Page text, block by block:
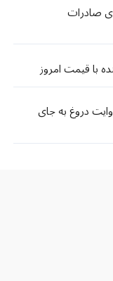
صادرات
با قیمت امروز
دروغ به جای